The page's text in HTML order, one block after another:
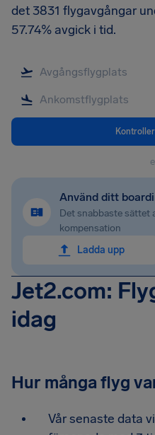
det 3831 flygavgångar
57.74% avgick i tid.
Använd ditt
Det snabbaste sättet
kompensation
Ladda upp
Jet2.com:
idag
Hur många flyg
Vår senaste data